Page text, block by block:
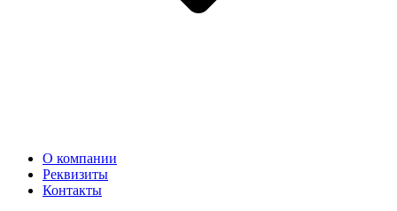
О компании
Реквизиты
Контакты